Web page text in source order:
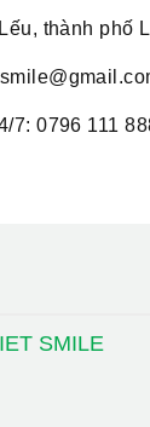
thành phố
7: 0796 111
SMILE